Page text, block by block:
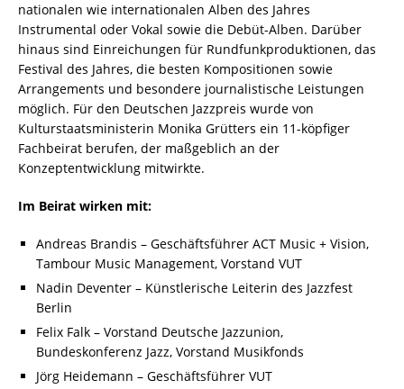
nationalen wie internationalen Alben des Jahres
Instrumental oder Vokal sowie die Debüt-Alben. Darüber
hinaus sind Einreichungen für Rundfunkproduktionen, das
Festival des Jahres, die besten Kompositionen sowie
Arrangements und besondere journalistische Leistungen
möglich. Für den Deutschen Jazzpreis wurde von
Kulturstaatsministerin Monika Grütters ein 11-köpfiger
Fachbeirat berufen, der maßgeblich an der
Konzeptentwicklung mitwirkte.
Im Beirat wirken mit:
Andreas Brandis – Geschäftsführer ACT Music + Vision,
Tambour Music Management, Vorstand VUT
Nadin Deventer – Künstlerische Leiterin des Jazzfest
Berlin
Felix Falk – Vorstand Deutsche Jazzunion,
Bundeskonferenz Jazz, Vorstand Musikfonds
Jörg Heidemann – Geschäftsführer VUT